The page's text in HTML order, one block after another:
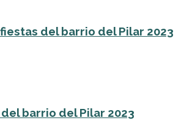
del barrio del Pilar 2023
barrio del Pilar 2023